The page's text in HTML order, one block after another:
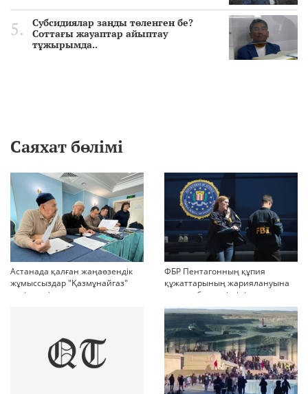
Субсидиялар заңды төленген бе?
Соттағы жауаптар айыптау
тұжырымда..
Саяхат бөлімі
Астанада қалған жаңаөзендік
жұмыссыздар "Қазмұнайгаз"
келіссөзді тоқтатып тастады
ФБР Пентагонның құпия
құжаттарының жариялануына
қатысы бар күдіктіні қамады